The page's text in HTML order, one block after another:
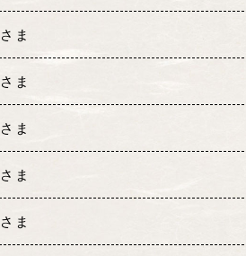
ま
ま
ま
ま
ま